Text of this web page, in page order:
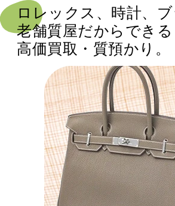
ロレックス、時計、ブ
老舗質屋だからできる
高価買取・質預かり。